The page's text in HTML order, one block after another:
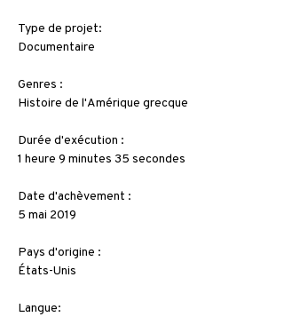
Type de projet:
Documentaire
Genres :
Histoire de l'Amérique grecque
Durée d'exécution :
1 heure 9 minutes 35 secondes
Date d'achèvement :
5 mai 2019
Pays d'origine :
États-Unis
Langue: